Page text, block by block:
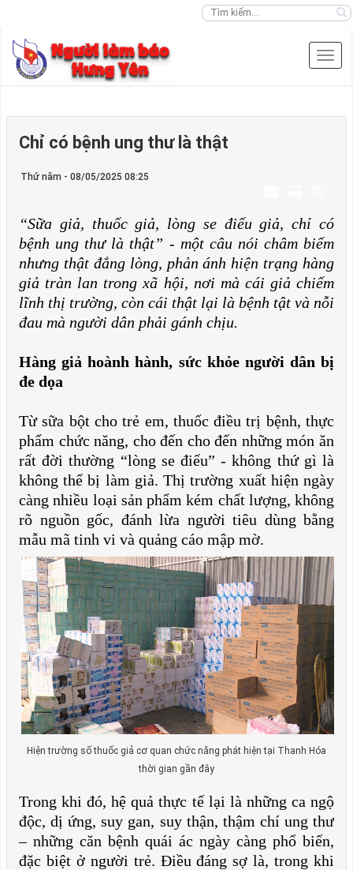
Chỉ có bệnh ung thư là thật
Thứ năm - 08/05/2025 08:25
“Sữa giả, thuốc giả, lòng se điếu giả, chỉ có
bệnh ung thư là thật” - một câu nói châm biếm
nhưng thật đắng lòng, phản ánh hiện trạng hàng
giả tràn lan trong xã hội, nơi mà cái giả chiếm
lĩnh thị trường, còn cái thật lại là bệnh tật và nỗi
đau mà người dân phải gánh chịu.
Hàng giả hoành hành, sức khỏe người dân bị
đe dọa
Từ sữa bột cho trẻ em, thuốc điều trị bệnh, thực
phẩm chức năng, cho đến cho đến những món ăn
rất đời thường “lòng se điếu” - không thứ gì là
không thể bị làm giả. Thị trường xuất hiện ngày
càng nhiều loại sản phẩm kém chất lượng, không
rõ nguồn gốc, đánh lừa người tiêu dùng bằng
mẫu mã tinh vi và quảng cáo mập mờ.
Hiện trường số thuốc giả cơ quan chức năng phát hiện tại Thanh Hóa
thời gian gần đây
Trong khi đó, hệ quả thực tế lại là những ca ngộ
độc, dị ứng, suy gan, suy thận, thậm chí ung thư
– những căn bệnh quái ác ngày càng phổ biến,
đặc biệt ở người trẻ. Điều đáng sợ là, trong khi